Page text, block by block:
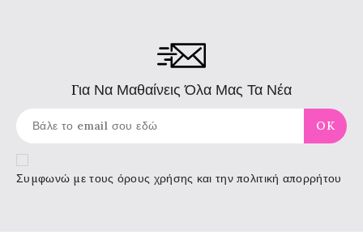
Για Να Μαθαίνεις Όλα Μας Τα Νέα
Συμφωνώ με τους όρους χρήσης και την πολιτική απορρήτου